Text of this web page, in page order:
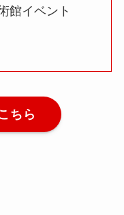
館イベント
ちら